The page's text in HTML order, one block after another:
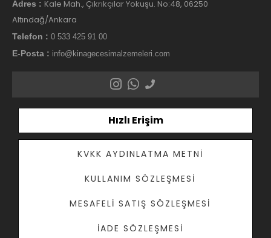
Adres : Kale Mah., Çıkrıkçılar Yokuşu. No:48, 06250
Altındağ/Ankara
Telefon : 0 533 425 91 00
E-Posta : info@kinagecesimalzemeleri.com
Hızlı Erişim
KVKK AYDINLATMA METNI
KULLANIM SÖZLEŞMESI
MESAFELI SATIŞ SÖZLEŞMESI
İADE SÖZLEŞMESI